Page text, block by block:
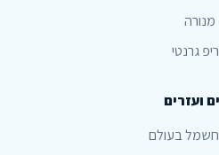
מנורה
גרנטי
ועזרים
בעולם